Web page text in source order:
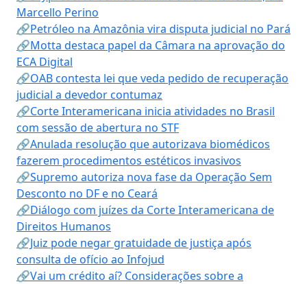
Marcello Perino
🔗Petróleo na Amazônia vira disputa judicial no Pará
🔗Motta destaca papel da Câmara na aprovação do
ECA Digital
🔗OAB contesta lei que veda pedido de recuperação
judicial a devedor contumaz
🔗Corte Interamericana inicia atividades no Brasil
com sessão de abertura no STF
🔗Anulada resolução que autorizava biomédicos
fazerem procedimentos estéticos invasivos
🔗Supremo autoriza nova fase da Operação Sem
Desconto no DF e no Ceará
🔗Diálogo com juízes da Corte Interamericana de
Direitos Humanos
🔗Juiz pode negar gratuidade de justiça após
consulta de ofício ao Infojud
🔗Vai um crédito aí? Considerações sobre a